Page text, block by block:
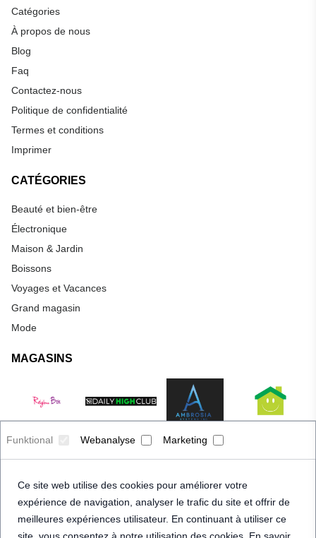
Funktional Webanalyse Marketing
Ce site web utilise des cookies pour améliorer votre
expérience de navigation, analyser le trafic du site et offrir de
meilleures expériences utilisateur. En continuant à utiliser ce
Catégories
À propos de nous
Blog
Faq
Contactez-nous
Politique de confidentialité
Termes et conditions
Imprimer
CATÉGORIES
Beauté et bien-être
Électronique
Maison & Jardin
Boissons
Voyages et Vacances
Grand magasin
Mode
MAGASINS